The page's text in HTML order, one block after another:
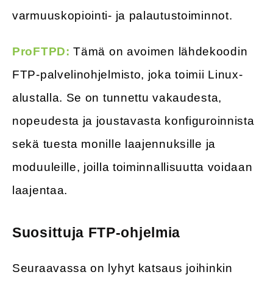
varmuuskopiointi- ja palautustoiminnot.
ProFTPD:Tämä on avoimen lähdekoodin
FTP-palvelinohjelmisto, joka toimii Linux-
alustalla. Se on tunnettu vakaudesta,
nopeudesta ja joustavasta konfiguroinnista
sekä tuesta monille laajennuksille ja
moduuleille, joilla toiminnallisuutta voidaan
laajentaa.
Suosittuja FTP-ohjelmia
Seuraavassa on lyhyt katsaus joihinkin